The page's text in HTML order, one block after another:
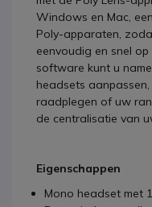
Windows en Mac,
Poly-apparaten,
eenvoudig en snel
software kunt u
headsets
raadplegen of uw
de centralisatie van
Eigenschappen
Mono headset met